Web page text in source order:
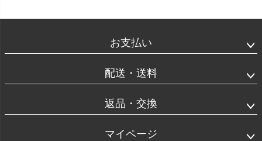
お支払い
配送・送料
返品・交換
マイページ